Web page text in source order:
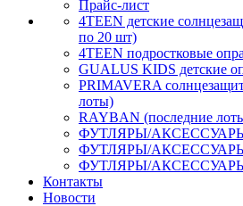
Прайс-лист
4TEEN детские
по 20 шт)
4TEEN подростковые
GUALUS KIDS детские
PRIMAVERA
лоты)
RAYBAN (последние
ФУТЛЯРЫ/АКСЕССУАРЫ
ФУТЛЯРЫ/АКСЕССУАРЫ
ФУТЛЯРЫ/АКСЕССУАРЫ
Контакты
Новости